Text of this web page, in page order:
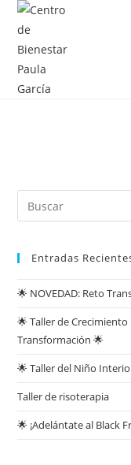
Entradas
🌟 NOVEDAD: Reto
🌟 Taller de
Transformación 🌟
🌟 Taller del Niño
Taller de risoterapia
🌟 ¡Adelántate al Black